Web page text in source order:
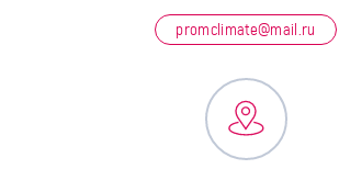
promclimate@mail.ru